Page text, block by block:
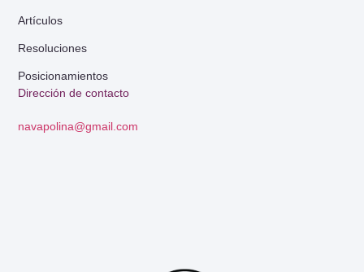
Dirección de contacto
navapolina@gmail.com
Artículos
Resoluciones
Posicionamientos